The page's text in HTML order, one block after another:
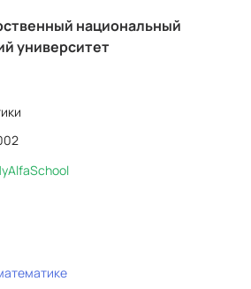
национальный
университет